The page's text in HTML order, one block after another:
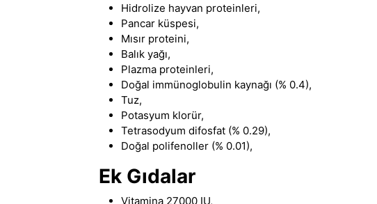
Hidrolize hayvan proteinleri,
Pancar küspesi,
Mısır proteini,
Balık yağı,
Plazma proteinleri,
Doğal immünoglobulin kaynağı (% 0.4),
Tuz,
Potasyum klorür,
Tetrasodyum difosfat (% 0.29),
Doğal polifenoller (% 0.01),
Ek Gıdalar
Vitamina 27000 IU,